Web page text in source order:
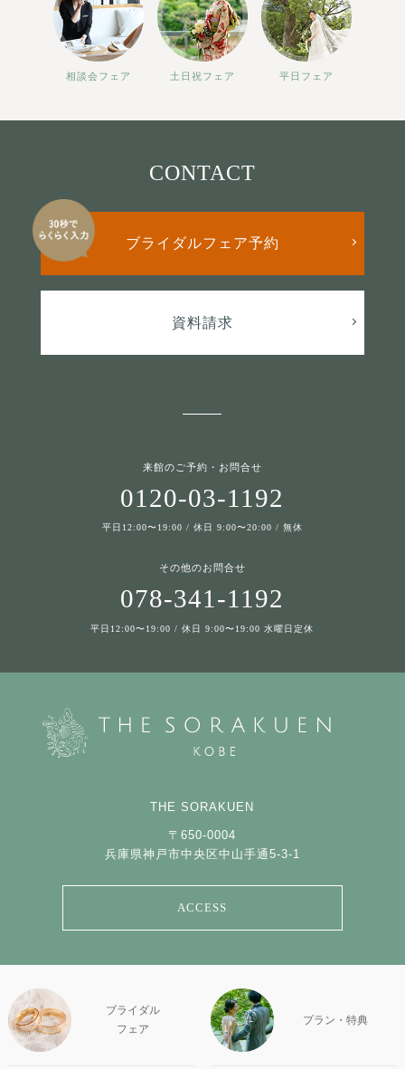
相談会フェア 土日祝フェア 平日フェア
CONTACT
ブライダルフェア予約
資料請求
来館のご予約・お問合せ
0120-03-1192
平日12:00〜19:00 / 休日 9:00〜20:00 / 無休
その他のお問合せ
078-341-1192
平日12:00〜19:00 / 休日 9:00〜19:00 水曜日定休
THE SORAKUEN
〒650-0004
兵庫県神戸市中央区中山手通5-3-1
ACCESS
ブライダル
フェア
プラン・特典